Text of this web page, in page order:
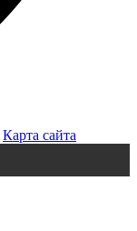
Карта сайта